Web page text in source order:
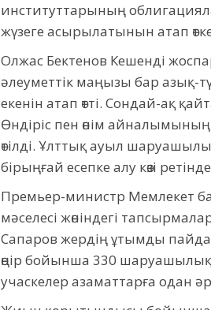
институттарының
жүзеге асырылатынын атап
Олжас Бектенов Кешенді
әлеуметтік маңызы бар азық-
екенін атап өтті. Сондай-ақ
Өндіріс пен өнім
өтілді. Ұлттық ауыл
бірыңғай есепке алу көзі
Премьер-министр Мемлекет
мәселесі жөніндегі
Сапаров жердің ұтымды
өңір бойынша 330
учаскелер азаматтарға одан